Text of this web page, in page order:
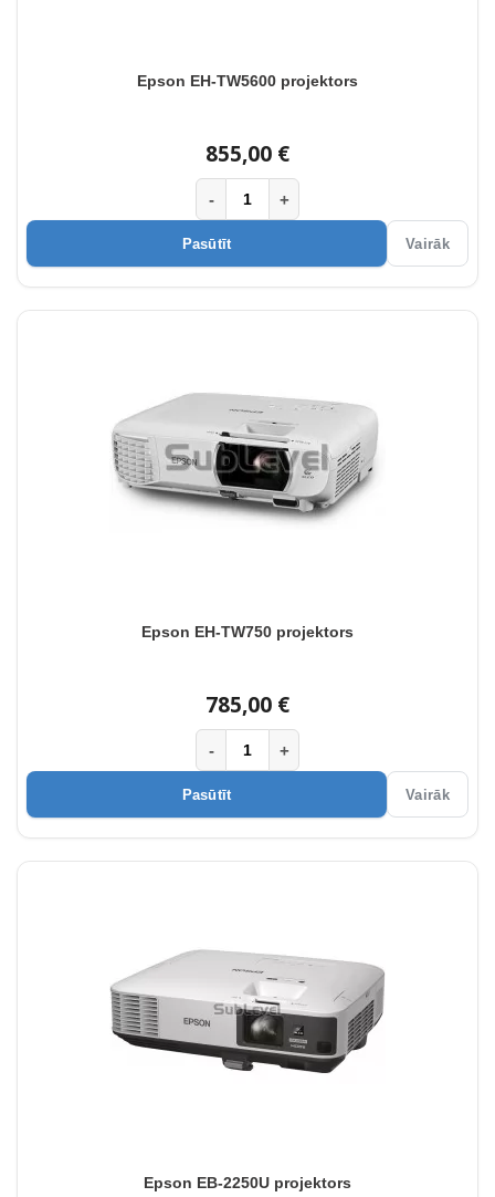
Epson EH-TW5600 projektors
855,00 €
- +
Pasūtīt Vairāk
Epson EH-TW750 projektors
785,00 €
- +
Pasūtīt Vairāk
Epson EB-2250U projektors